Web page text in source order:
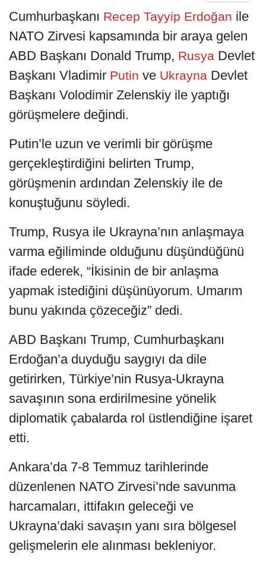
Cumhurbaşkanı Recep Tayyip Erdoğan ile
NATO Zirvesi kapsamında bir araya gelen
ABD Başkanı Donald Trump, Rusya Devlet
Başkanı Vladimir Putin ve Ukrayna Devlet
Başkanı Volodimir Zelenskiy ile yaptığı
görüşmelere değindi.
Putin’le uzun ve verimli bir görüşme
gerçekleştirdiğini belirten Trump,
görüşmenin ardından Zelenskiy ile de
konuştuğunu söyledi.
Trump, Rusya ile Ukrayna’nın anlaşmaya
varma eğiliminde olduğunu düşündüğünü
ifade ederek, “İkisinin de bir anlaşma
yapmak istediğini düşünüyorum. Umarım
bunu yakında çözeceğiz” dedi.
ABD Başkanı Trump, Cumhurbaşkanı
Erdoğan’a duyduğu saygıyı da dile
getirirken, Türkiye’nin Rusya-Ukrayna
savaşının sona erdirilmesine yönelik
diplomatik çabalarda rol üstlendiğine işaret
etti.
Ankara’da 7-8 Temmuz tarihlerinde
düzenlenen NATO Zirvesi’nde savunma
harcamaları, ittifakın geleceği ve
Ukrayna’daki savaşın yanı sıra bölgesel
gelişmelerin ele alınması bekleniyor.